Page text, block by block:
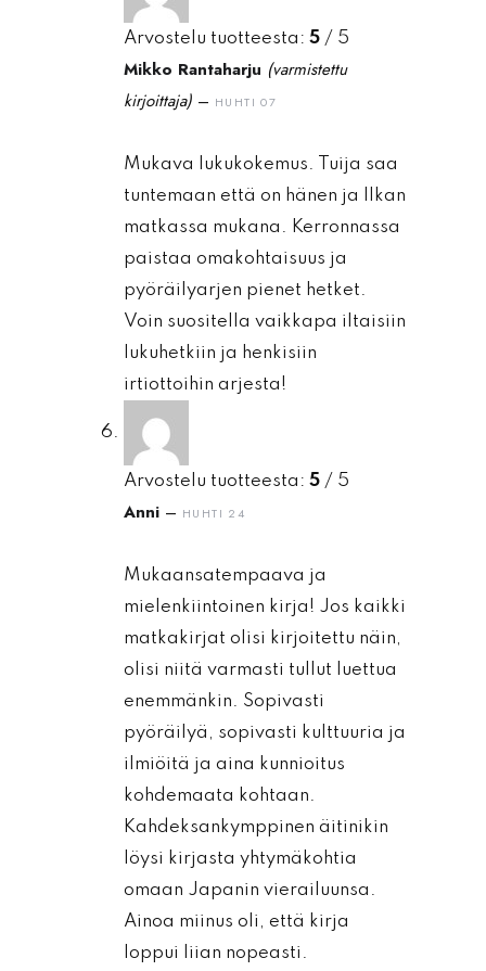
Arvostelu tuotteesta: 5 / 5
Mikko Rantaharju (varmistettu
kirjoittaja) – HUHTI 07
Mukava lukukokemus. Tuija saa
tuntemaan että on hänen ja Ilkan
matkassa mukana. Kerronnassa
paistaa omakohtaisuus ja
pyöräilyarjen pienet hetket.
Voin suositella vaikkapa iltaisiin
lukuhetkiin ja henkisiin
irtiottoihin arjesta!
Arvostelu tuotteesta: 5 / 5
Anni – HUHTI 24
Mukaansatempaava ja
mielenkiintoinen kirja! Jos kaikki
matkakirjat olisi kirjoitettu näin,
olisi niitä varmasti tullut luettua
enemmänkin. Sopivasti
pyöräilyä, sopivasti kulttuuria ja
ilmiöitä ja aina kunnioitus
kohdemaata kohtaan.
Kahdeksankymppinen äitinikin
löysi kirjasta yhtymäkohtia
omaan Japanin vierailuunsa.
Ainoa miinus oli, että kirja
loppui liian nopeasti.